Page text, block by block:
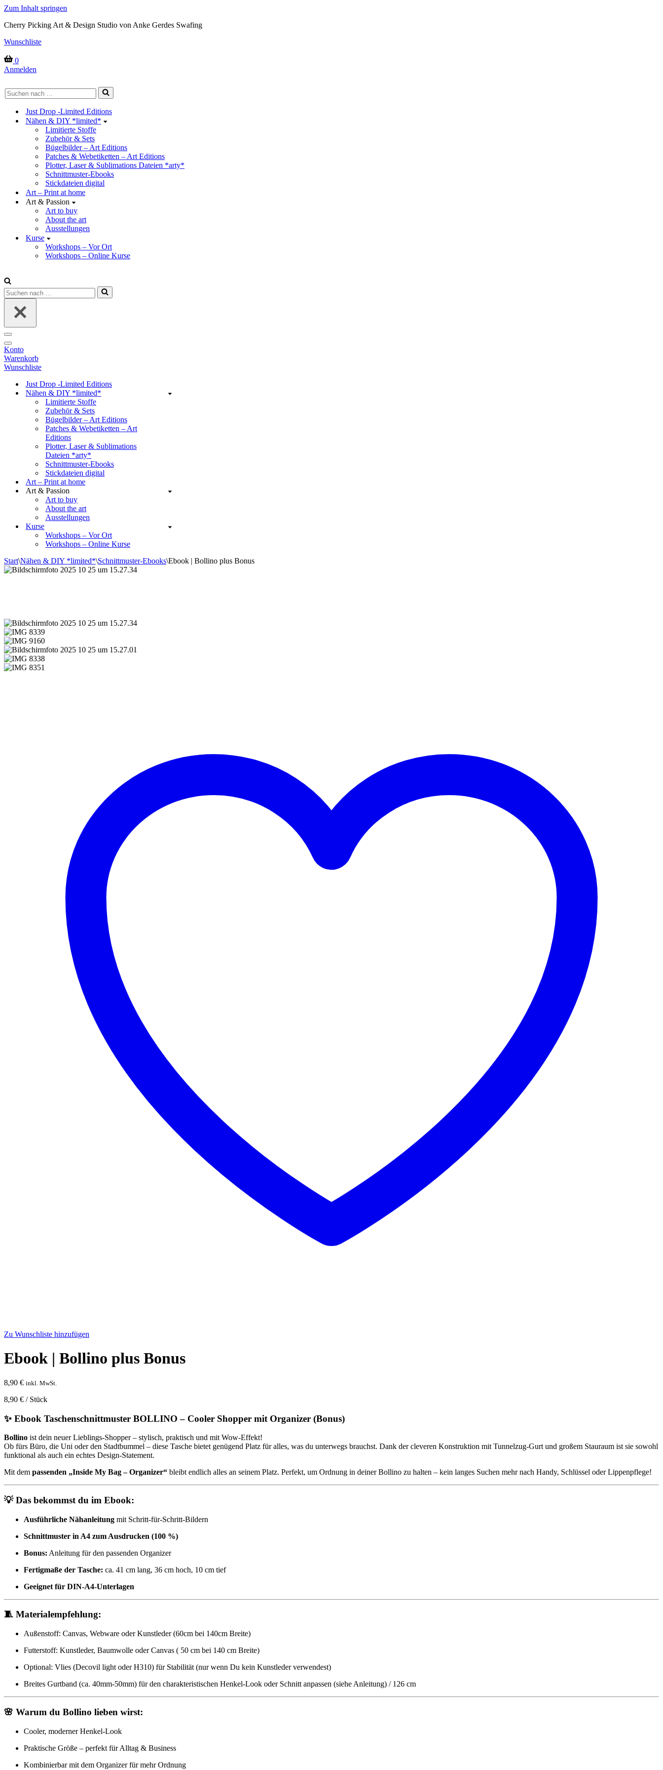
Zum Inhalt springen
Cherry Picking Art & Design Studio von Anke Gerdes Swafing
Wunschliste
Warenkorb
0
Anmelden
Suchen
nach …
Just Drop -Limited Editions
Nähen & DIY *limited*
Limitierte Stoffe
Zubehör & Sets
Bügelbilder – Art Editions
Patches & Webetiketten – Art Editions
Plotter, Laser & Sublimations Dateien *arty*
Schnittmuster-Ebooks
Stickdateien digital
Art – Print at home
Art & Passion
Art to buy
About the art
Ausstellungen
Kurse
Workshops – Vor Ort
Workshops – Online Kurse
Suchen
nach …
Navigations-
Menü
Navigations-
Menü
Konto
Warenkorb
Wunschliste
Just Drop -Limited Editions
Nähen & DIY *limited*
Limitierte Stoffe
Zubehör & Sets
Bügelbilder – Art Editions
Patches & Webetiketten – Art
Editions
Plotter, Laser & Sublimations
Dateien *arty*
Schnittmuster-Ebooks
Stickdateien digital
Art – Print at home
Art & Passion
Art to buy
About the art
Ausstellungen
Kurse
Workshops – Vor Ort
Workshops – Online Kurse
Start\Nähen & DIY *limited*\Schnittmuster-Ebooks\Ebook | Bollino plus Bonus
Zu Wunschliste hinzufügen
Ebook | Bollino plus Bonus
8,90 € inkl. MwSt.
8,90 € / Stück
✨ Ebook Taschenschnittmuster BOLLINO – Cooler Shopper mit Organizer (Bonus)
Bollino ist dein neuer Lieblings-Shopper – stylisch, praktisch und mit Wow-Effekt!
Ob fürs Büro, die Uni oder den Stadtbummel – diese Tasche bietet genügend Platz für alles, was du unterwegs brauchst. Dank der cleveren Konstruktion mit Tunnelzug-Gurt und großem Stauraum ist sie sowohl
funktional als auch ein echtes Design-Statement.
Mit dem passenden „Inside My Bag – Organizer“ bleibt endlich alles an seinem Platz. Perfekt, um Ordnung in deiner Bollino zu halten – kein langes Suchen mehr nach Handy, Schlüssel oder Lippenpflege!
💡Das bekommst du im Ebook:
Ausführliche Nähanleitung mit Schritt-für-Schritt-Bildern
Schnittmuster in A4 zum Ausdrucken (100 %)
Bonus: Anleitung für den passenden Organizer
Fertigmaße der Tasche: ca. 41 cm lang, 36 cm hoch, 10 cm tief
Geeignet für DIN-A4-Unterlagen
🧵 Materialempfehlung:
Außenstoff: Canvas, Webware oder Kunstleder (60cm bei 140cm Breite)
Futterstoff: Kunstleder, Baumwolle oder Canvas ( 50 cm bei 140 cm Breite)
Optional: Vlies (Decovil light oder H310) für Stabilität (nur wenn Du kein Kunstleder verwendest)
Breites Gurtband (ca. 40mm-50mm) für den charakteristischen Henkel-Look oder Schnitt anpassen (siehe Anleitung) / 126 cm
🌸 Warum du Bollino lieben wirst:
Cooler, moderner Henkel-Look
Praktische Größe – perfekt für Alltag & Business
Kombinierbar mit dem Organizer für mehr Ordnung